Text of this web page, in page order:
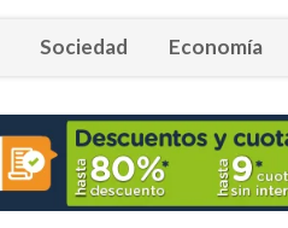
Sociedad Economía